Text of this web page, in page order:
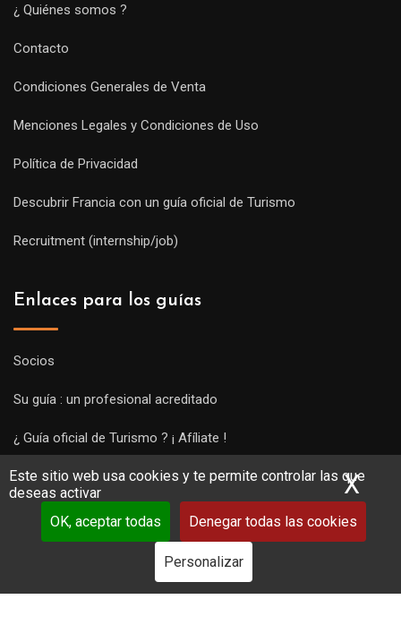
Este sitio web usa cookies y te permite controlar las que
deseas activar
OK, aceptar todas
Denegar todas las cookies
Personalizar
X
¿ Quiénes somos ?
Contacto
Condiciones Generales de Venta
Menciones Legales y Condiciones de Uso
Política de Privacidad
Descubrir Francia con un guía oficial de Turismo
Recruitment (internship/job)
Enlaces para los guías
Socios
Su guía : un profesional acreditado
¿ Guía oficial de Turismo ? ¡ Afíliate !
Subir una visita y empezar a trabajar !